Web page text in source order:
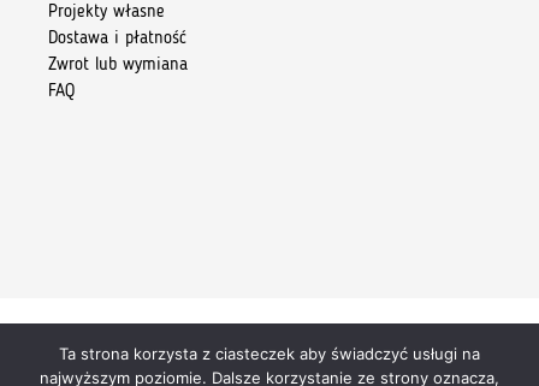
Projekty własne
Dostawa i płatność
Zwrot lub wymiana
FAQ
Copyright 2026 © Kiore Tomasz Skoczylas
Ta strona korzysta z ciasteczek aby świadczyć usługi na
najwyższym poziomie. Dalsze korzystanie ze strony oznacza,